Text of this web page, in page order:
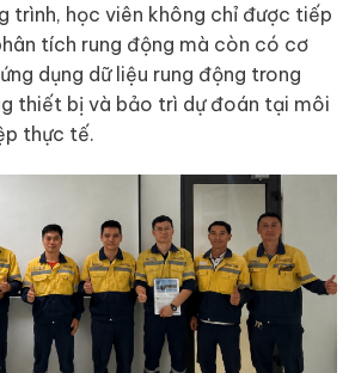
trình, học viên không chỉ được tiếp
tích rung động mà còn có cơ
dụng dữ liệu rung động trong
thiết bị và bảo trì dự đoán tại môi
thực tế.